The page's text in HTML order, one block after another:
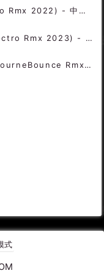
顾建华 - 爱你今生到永远(Omg Electro Rmx 2022) - 中文Remix 中文CLUB 华语Remix
顾建华 - 爱你今生到永远(Dj金蟾子 Electro Rmx 2023) - 中文Remix 中文CLUB 华语Remix
东城卫 vs 谢和弦 - 够爱(DjYuu MelbourneBounce Rmx 2024) - 中文Remix 中文CLUB 华语Remix
式